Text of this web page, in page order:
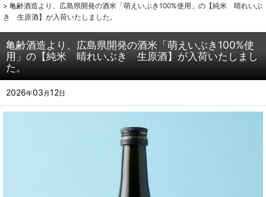
> 亀齢酒造より、広島県開発の酒米「萌えいぶき100%使用」の【純米 晴れいぶ
き 生原酒】が入荷いたしました。
亀齢酒造より、広島県開発の酒米「萌えいぶき100%使
用」の【純米 晴れいぶき 生原酒】が入荷いたしまし
た。
2026年03 月 12日